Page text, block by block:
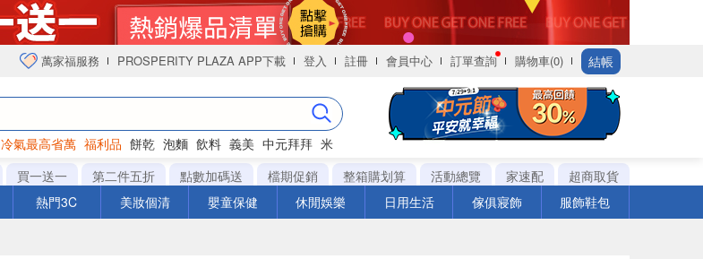
萬家福服務 PROSPERITY PLAZA APP下載 登入 註冊 會員中心 訂單查詢 購物車(0) 結帳
冷氣最高省萬 福利品 餅乾 泡麵 飲料 義美 中元拜拜 米
買一送一 第二件五折 點數加碼送 檔期促銷 整箱購划算 活動總覽 家速配
超商取貨
熱門3C 美妝個清 嬰童保健 休閒娛樂 日用生活 傢俱寢飾 服飾鞋包